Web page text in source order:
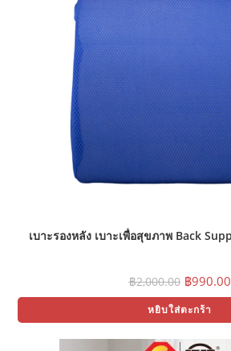
เบาะรองหลัง เบาะเพื่อสุขภาพ Back
฿2,000.00
price
was:
฿
฿990.00
หยิบใส่ตะกร้า